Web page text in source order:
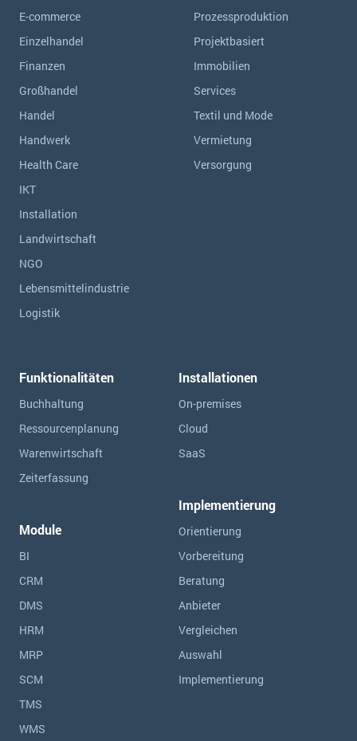
E-commerce
Einzelhandel
Finanzen
Großhandel
Handel
Handwerk
Health Care
IKT
Installation
Landwirtschaft
NGO
Lebensmittelindustrie
Logistik
Prozessproduktion
Projektbasiert
Immobilien
Services
Textil und Mode
Vermietung
Versorgung
Funktionalitäten
Buchhaltung
Ressourcen­planung
Warenwirtschaft
Zeiterfassung
Module
BI
CRM
DMS
HRM
MRP
SCM
TMS
WMS
Installationen
On-premises
Cloud
SaaS
Implementierung
Orientierung
Vorbereitung
Beratung
Anbieter
Vergleichen
Auswahl
Implementierung